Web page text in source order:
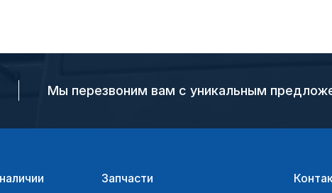
Мы перезвоним вам с уникальным
Запчасти